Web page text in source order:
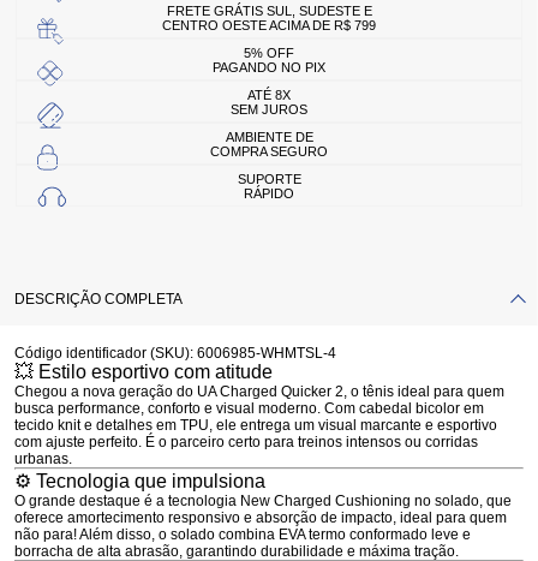
FRETE GRÁTIS SUL, SUDESTE E
CENTRO OESTE ACIMA DE R$ 799
5% OFF
PAGANDO NO PIX
ATÉ 8X
SEM JUROS
AMBIENTE DE
COMPRA SEGURO
SUPORTE
RÁPIDO
DESCRIÇÃO COMPLETA
Código identificador (SKU): 6006985-WHMTSL-4
💥 Estilo esportivo com atitude
Chegou a nova geração do UA Charged Quicker 2, o tênis ideal para quem
busca performance, conforto e visual moderno. Com cabedal bicolor em
tecido knit e detalhes em TPU, ele entrega um visual marcante e esportivo
com ajuste perfeito. É o parceiro certo para treinos intensos ou corridas
urbanas.
⚙ Tecnologia que impulsiona
O grande destaque é a tecnologia New Charged Cushioning no solado, que
oferece amortecimento responsivo e absorção de impacto, ideal para quem
não para! Além disso, o solado combina EVA termo conformado leve e
borracha de alta abrasão, garantindo durabilidade e máxima tração.